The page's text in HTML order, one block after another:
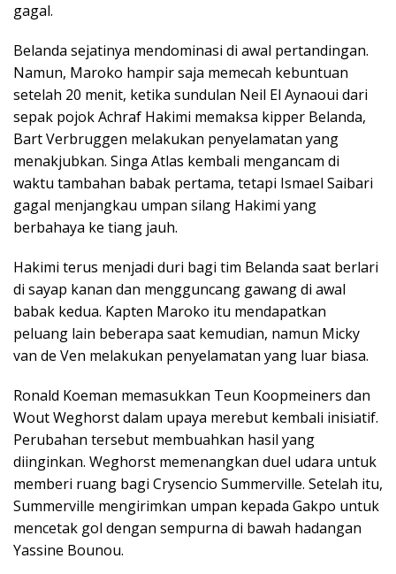
gagal.
Belanda sejatinya mendominasi di awal pertandingan.
Namun, Maroko hampir saja memecah kebuntuan
setelah 20 menit, ketika sundulan Neil El Aynaoui dari
sepak pojok Achraf Hakimi memaksa kipper Belanda,
Bart Verbruggen melakukan penyelamatan yang
menakjubkan. Singa Atlas kembali mengancam di
waktu tambahan babak pertama, tetapi Ismael Saibari
gagal menjangkau umpan silang Hakimi yang
berbahaya ke tiang jauh.
Hakimi terus menjadi duri bagi tim Belanda saat berlari
di sayap kanan dan mengguncang gawang di awal
babak kedua. Kapten Maroko itu mendapatkan
peluang lain beberapa saat kemudian, namun Micky
van de Ven melakukan penyelamatan yang luar biasa.
Ronald Koeman memasukkan Teun Koopmeiners dan
Wout Weghorst dalam upaya merebut kembali inisiatif.
Perubahan tersebut membuahkan hasil yang
diinginkan. Weghorst memenangkan duel udara untuk
memberi ruang bagi Crysencio Summerville. Setelah itu,
Summerville mengirimkan umpan kepada Gakpo untuk
mencetak gol dengan sempurna di bawah hadangan
Yassine Bounou.